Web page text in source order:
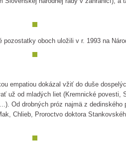
pozostatky oboch uložili v r. 1993 na
empatiou dokázal vžiť do duše
už od mladých liet (Kremnické povesti,
Od drobných próz najmä z dedinského
Chlieb, Proroctvo doktora